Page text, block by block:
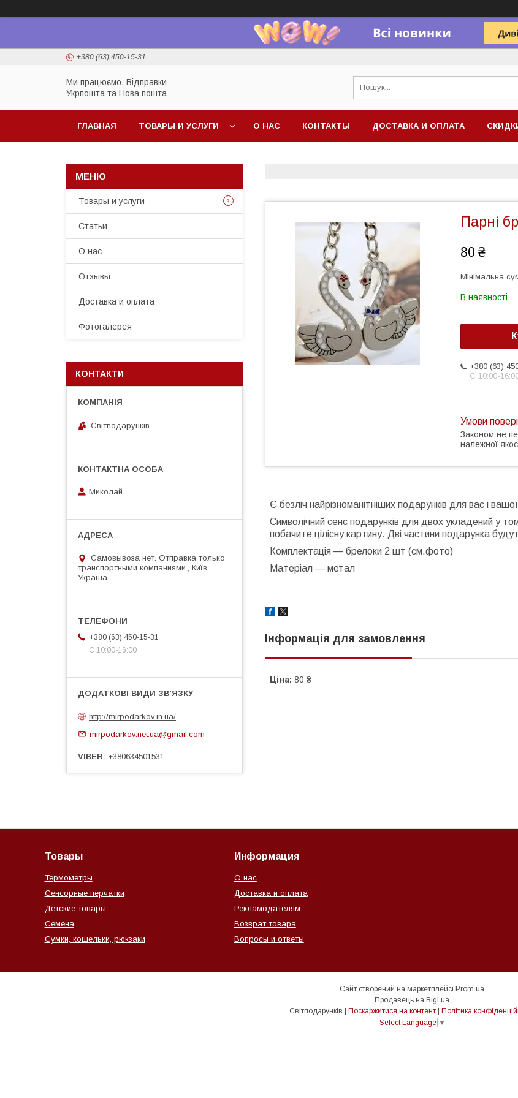
+380 (63) 450-15-31
Ми працюємо. Відправки
Укрпошта та Нова пошта
ГЛАВНАЯ ТОВАРЫ И УСЛУГИ О НАС КОНТАКТЫ ДОСТАВКА И ОПЛАТА
Парні
80 ₴
Мінімальна
В наявності
+380 (63)
С 10:00-
Законом не
належної
Є безліч найрізноманітніших подарунків для вас і
Символічний сенс подарунків для двох укладений у
побачите цілісну картину. Дві частини подарунка
Комплектація — брелоки 2 шт (см.фото)
Матеріал — метал
Інформація для замовлення
Ціна: 80 ₴
Товары и услуги
Статьи
О нас
Отзывы
Доставка и оплата
Фотогалерея
КОНТАКТИ
Світподарунків
Миколай
Самовывоза нет. Отправка только
транспортными компаниями., Київ,
Україна
+380 (63) 450-15-31
С 10:00-16:00
http://mirpodarkov.in.ua/
mirpodarkov.net.ua@gmail.com
VIBER +380634501531
Товары
Термометры
Сенсорные перчатки
Детские товары
Семена
Сумки, кошельки, рюкзаки
Информация
О нас
Доставка и оплата
Рекламодателям
Возврат товара
Вопросы и ответы
Сайт створений на маркетплейсі Prom.ua
Продавець на Bigl.ua
Поскаржитися на контент
Політика
Select Language ▼